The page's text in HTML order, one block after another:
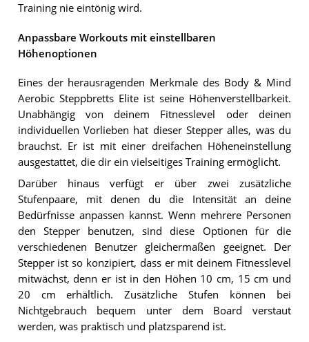
Training nie eintönig wird.
Anpassbare Workouts mit einstellbaren
Höhenoptionen
Eines der herausragenden Merkmale des Body & Mind
Aerobic Steppbretts Elite ist seine Höhenverstellbarkeit.
Unabhängig von deinem Fitnesslevel oder deinen
individuellen Vorlieben hat dieser Stepper alles, was du
brauchst. Er ist mit einer dreifachen Höheneinstellung
ausgestattet, die dir ein vielseitiges Training ermöglicht.
Darüber hinaus verfügt er über zwei zusätzliche
Stufenpaare, mit denen du die Intensität an deine
Bedürfnisse anpassen kannst. Wenn mehrere Personen
den Stepper benutzen, sind diese Optionen für die
verschiedenen Benutzer gleichermaßen geeignet. Der
Stepper ist so konzipiert, dass er mit deinem Fitnesslevel
mitwächst, denn er ist in den Höhen 10 cm, 15 cm und
20 cm erhältlich. Zusätzliche Stufen können bei
Nichtgebrauch bequem unter dem Board verstaut
werden, was praktisch und platzsparend ist.